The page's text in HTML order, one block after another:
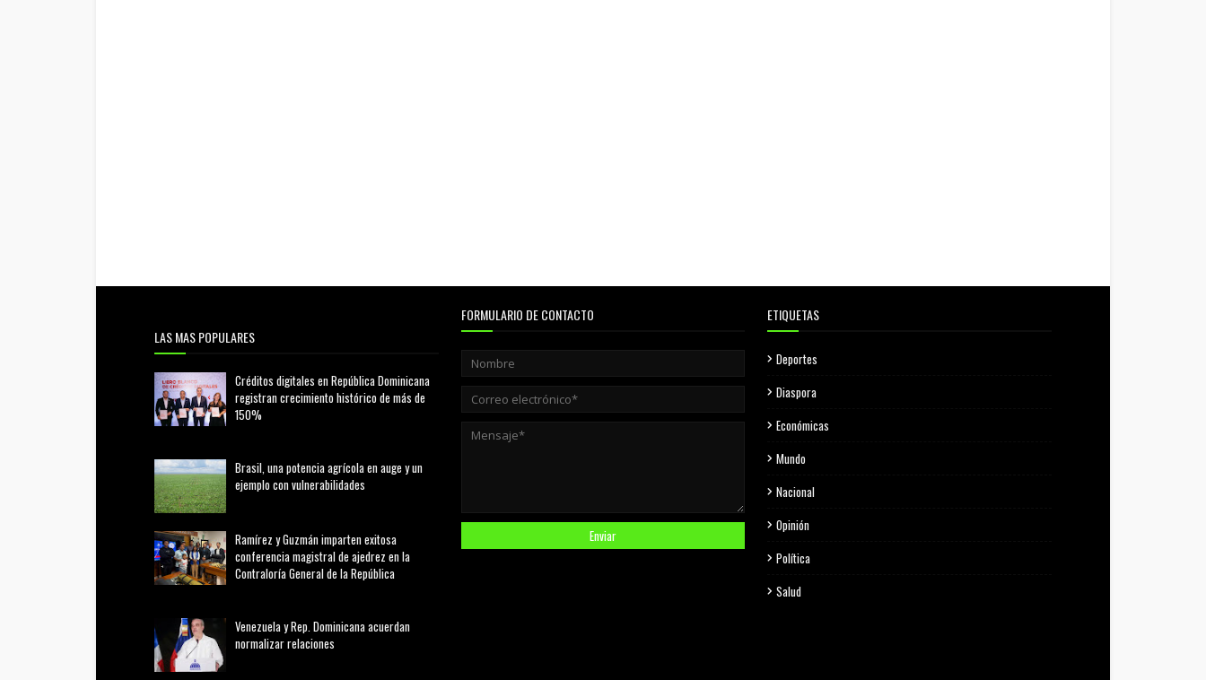
LAS MAS POPULARES
Créditos digitales en República Dominicana
registran crecimiento histórico de más de
150%
Brasil, una potencia agrícola en auge y un
ejemplo con vulnerabilidades
Ramírez y Guzmán imparten exitosa
conferencia magistral de ajedrez en la
Contraloría General de la República
Venezuela y Rep. Dominicana acuerdan
normalizar relaciones
FORMULARIO DE CONTACTO ETIQUETAS
Deportes
Diaspora
Económicas
Mundo
Nacional
Opinión
Política
Salud